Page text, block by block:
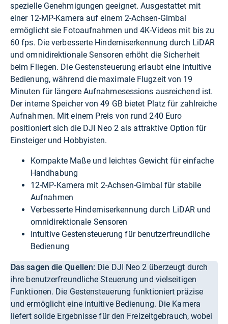
spezielle Genehmigungen geeignet. Ausgestattet mit
einer 12-MP-Kamera auf einem 2-Achsen-Gimbal
ermöglicht sie Fotoaufnahmen und 4K-Videos mit bis zu
60 fps. Die verbesserte Hinderniserkennung durch LiDAR
und omnidirektionale Sensoren erhöht die Sicherheit
beim Fliegen. Die Gestensteuerung erlaubt eine intuitive
Bedienung, während die maximale Flugzeit von 19
Minuten für längere Aufnahmesessions ausreichend ist.
Der interne Speicher von 49 GB bietet Platz für zahlreiche
Aufnahmen. Mit einem Preis von rund 240 Euro
positioniert sich die DJI Neo 2 als attraktive Option für
Einsteiger und Hobbyisten.
Kompakte Maße und leichtes Gewicht für einfache
Handhabung
12-MP-Kamera mit 2-Achsen-Gimbal für stabile
Aufnahmen
Verbesserte Hinderniserkennung durch LiDAR und
omnidirektionale Sensoren
Intuitive Gestensteuerung für benutzerfreundliche
Bedienung
Das sagen die Quellen: Die DJI Neo 2 überzeugt durch
ihre benutzerfreundliche Steuerung und vielseitigen
Funktionen. Die Gestensteuerung funktioniert präzise
und ermöglicht eine intuitive Bedienung. Die Kamera
liefert solide Ergebnisse für den Freizeitgebrauch, wobei